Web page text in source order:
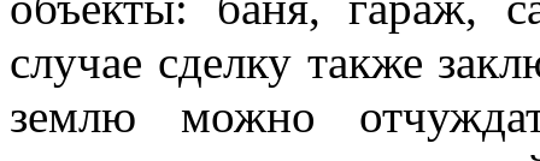
случае сделку также
землю можно